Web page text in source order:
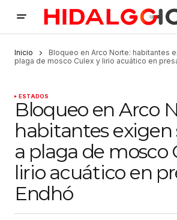
Inicio
Bloqueo en Arco Norte: habitantes
plaga de mosco Culex y lirio acuático en
ESTADOS
Bloqueo en Arco
habitantes exigen
a plaga de mosco
lirio acuático en
Endhó